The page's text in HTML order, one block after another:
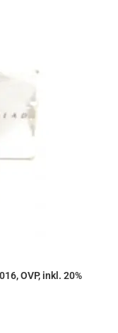
OVP, inkl. 20%